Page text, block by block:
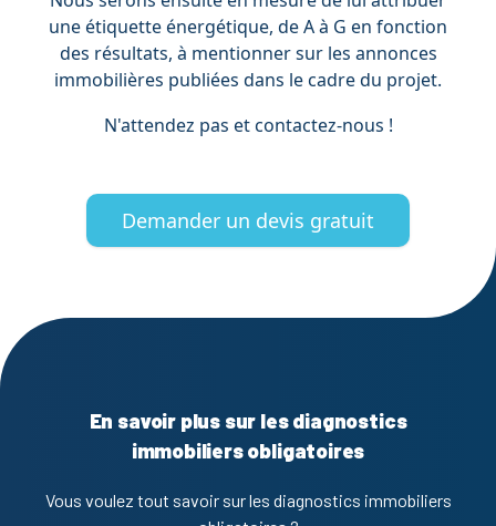
une étiquette énergétique, de A à G en fonction
des résultats, à mentionner sur les annonces
immobilières publiées dans le cadre du projet.
N'attendez pas et contactez-nous !
Demander un devis gratuit
En savoir plus sur les diagnostics
immobiliers obligatoires
Vous voulez tout savoir sur les diagnostics immobiliers